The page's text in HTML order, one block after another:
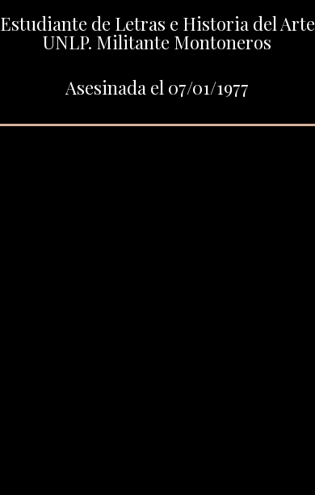
Estudiante de Letras e Historia del Arte
UNLP. Militante Montoneros
Asesinada el 07/01/1977